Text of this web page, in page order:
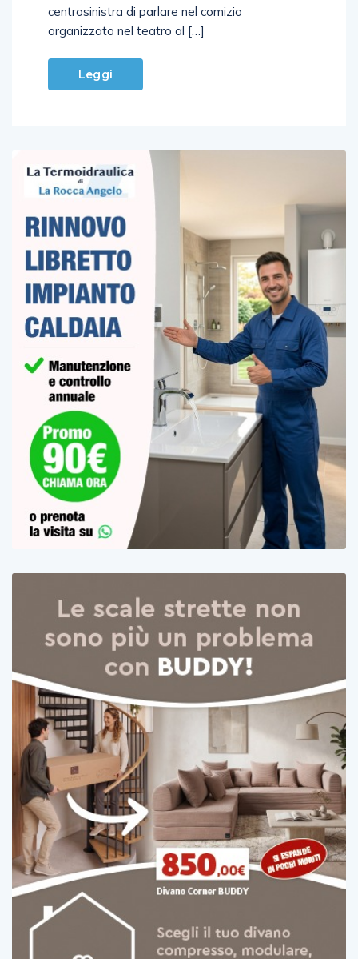
centrosinistra di parlare nel comizio
organizzato nel teatro al […]
Leggi